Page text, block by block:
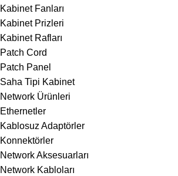
Kabinet Fanları
Kabinet Prizleri
Kabinet Rafları
Patch Cord
Patch Panel
Saha Tipi Kabinet
Network Ürünleri
Ethernetler
Kablosuz Adaptörler
Konnektörler
Network Aksesuarları
Network Kabloları